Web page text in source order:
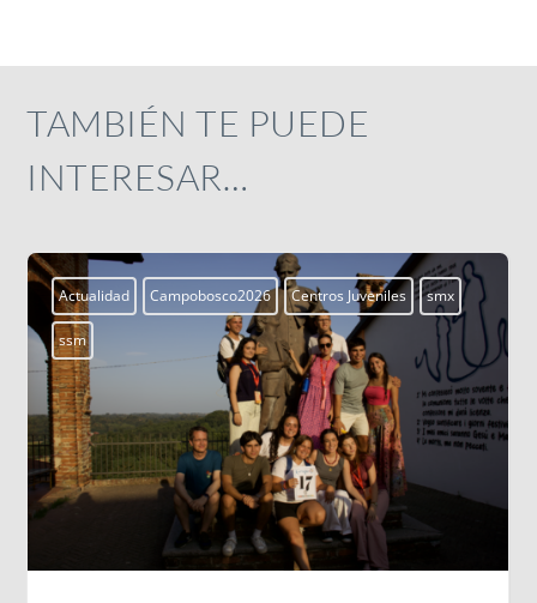
TAMBIÉN TE PUEDE
INTERESAR…
Actualidad Campobosco2026 Centros Juveniles